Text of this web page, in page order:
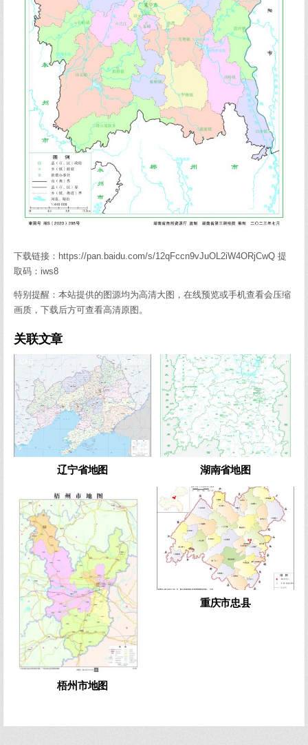
下载链接：https://pan.baidu.com/s/12qFccn9vJuOL2iW4ORjCwQ 提
取码：iws8
特别提醒：本站提供的图源均为高清大图，在线预览或手机查看会压缩
画质，下载后方可查看高清原图。
关联文章
0 6897
辽宁省地图
0 1082
湖南省地图
梧州市地图
0 501
重庆市忠县